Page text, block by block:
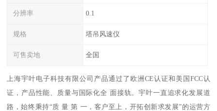
分辨率 0.1
规格 塔吊风速仪
可售卖地 全国
上海宇叶电子科技有限公司产品通过了欧洲CE认证和美国FCC认
证，产品性能、质量与国际化全 面接轨。宇叶一直追求化发展道
路，始终秉持“质 量 第 一，客户至上，开拓创新求发展”的运营方